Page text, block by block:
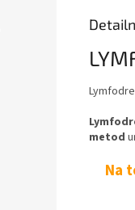
metod
Na